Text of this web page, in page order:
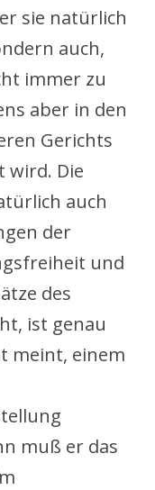
sie natürlich
auch,
immer zu
aber in den
Gerichts
wird. Die
auch
der
und
des
ist genau
meint, einem
muß er das